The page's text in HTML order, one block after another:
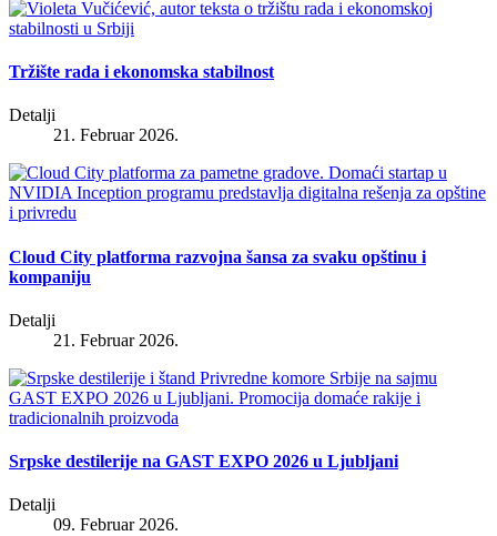
Tržište rada i ekonomska stabilnost
Detalji
21. Februar 2026.
Cloud City platforma razvojna šansa za svaku opštinu i
kompaniju
Detalji
21. Februar 2026.
Srpske destilerije na GAST EXPO 2026 u Ljubljani
Detalji
09. Februar 2026.